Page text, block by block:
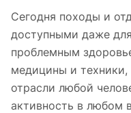
Сегодня походы и
доступными даже
проблемным
медицины и техники,
отрасли любой
активность в любом